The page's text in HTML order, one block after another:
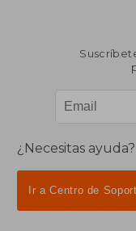
¿Necesitas ayuda?
Ir a Centro de